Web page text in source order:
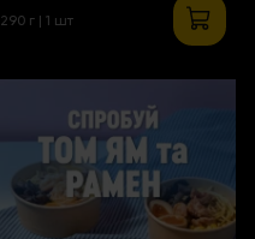
290 г | 1 шт